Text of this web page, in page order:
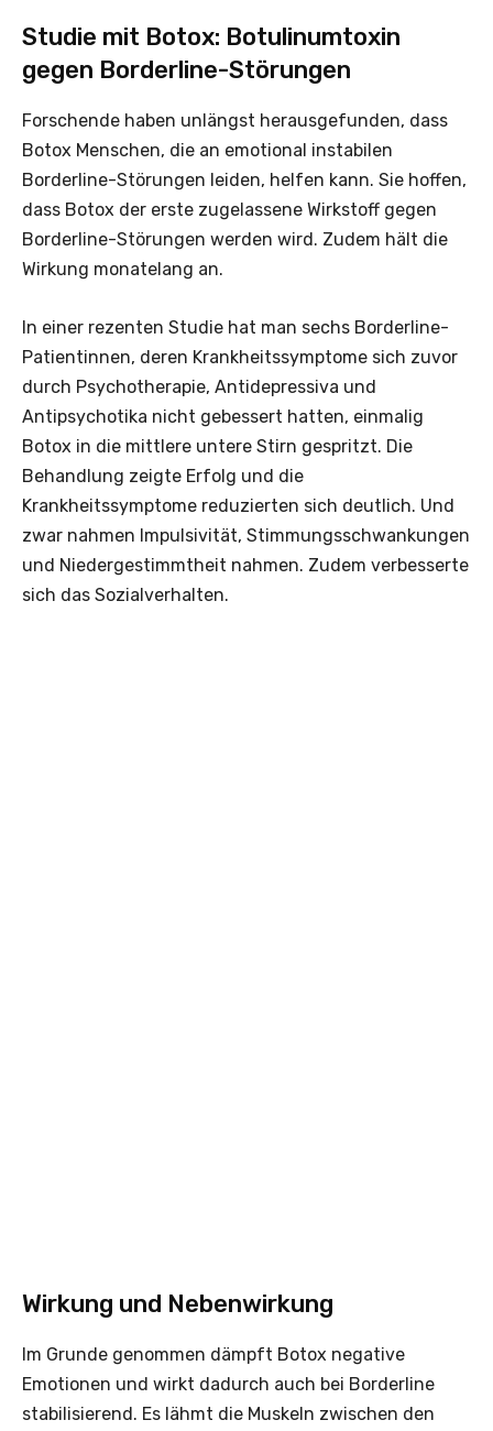
Studie mit Botox: Botulinumtoxin
gegen Borderline-Störungen
Forschende haben unlängst herausgefunden, dass
Botox Menschen, die an emotional instabilen
Borderline-Störungen leiden, helfen kann. Sie hoffen,
dass Botox der erste zugelassene Wirkstoff gegen
Borderline-Störungen werden wird. Zudem hält die
Wirkung monatelang an.
In einer rezenten Studie hat man sechs Borderline-
Patientinnen, deren Krankheitssymptome sich zuvor
durch Psychotherapie, Antidepressiva und
Antipsychotika nicht gebessert hatten, einmalig
Botox in die mittlere untere Stirn gespritzt. Die
Behandlung zeigte Erfolg und die
Krankheitssymptome reduzierten sich deutlich. Und
zwar nahmen Impulsivität, Stimmungsschwankungen
und Niedergestimmtheit nahmen. Zudem verbesserte
sich das Sozialverhalten.
Wirkung und Nebenwirkung
Im Grunde genommen dämpft Botox negative
Emotionen und wirkt dadurch auch bei Borderline
stabilisierend. Es lähmt die Muskeln zwischen den